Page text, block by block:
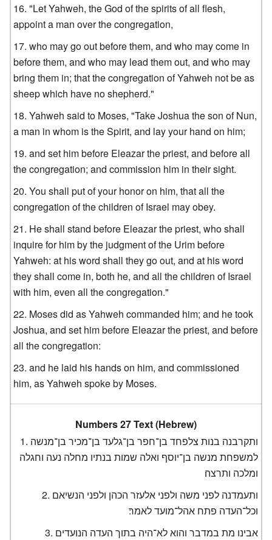
"Let Yahweh, the God of the spirits of all flesh,
appoint a man over the congregation,
who may go out before them, and who may come in
before them, and who may lead them out, and who may
bring them in; that the congregation of Yahweh not be as
sheep which have no shepherd."
Yahweh said to Moses, "Take Joshua the son of Nun,
a man in whom is the Spirit, and lay your hand on him;
and set him before Eleazar the priest, and before all
the congregation; and commission him in their sight.
You shall put of your honor on him, that all the
congregation of the children of Israel may obey.
He shall stand before Eleazar the priest, who shall
inquire for him by the judgment of the Urim before
Yahweh: at his word shall they go out, and at his word
they shall come in, both he, and all the children of Israel
with him, even all the congregation."
Moses did as Yahweh commanded him; and he took
Joshua, and set him before Eleazar the priest, and before
all the congregation:
and he laid his hands on him, and commissioned
him, as Yahweh spoke by Moses.
Numbers 27 Text (Hebrew)
ותקרבנה בנות צלפחד בן־חפר בן־גלעד בן־מכיר בן־מנשה
למשפחת מנשה בן־יוסף ואלה שמות בנתיו מחלה נעה וחגלה
ומלכה ותרצה׃
ותעמדנה לפני משה ולפני אלעזר הכהן ולפני הנשיאם
וכל־העדה פתח אהל־מועד לאמר׃
אבינו מת במדבר והוא לא־היה בתוך העדה הנועדים